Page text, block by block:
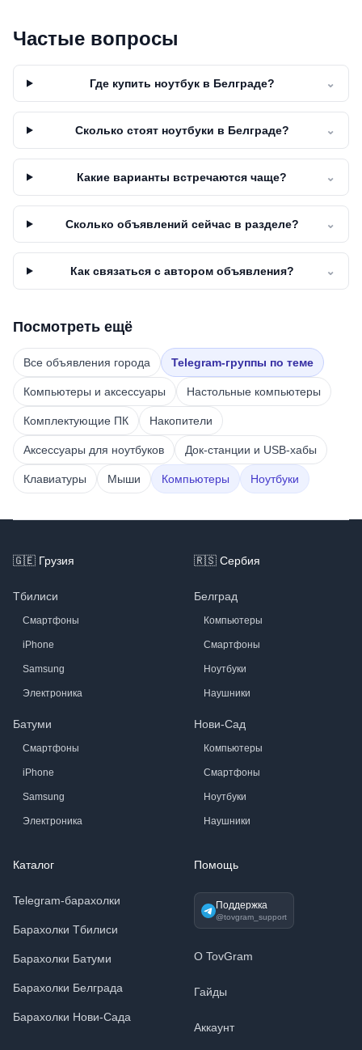
Частые вопросы
Где купить ноутбук в Белграде? ⌄
Сколько стоят ноутбуки в Белграде? ⌄
Какие варианты встречаются чаще? ⌄
Сколько объявлений сейчас в разделе? ⌄
Как связаться с автором объявления? ⌄
Посмотреть ещё
Все объявления города Telegram-группы по теме
Компьютеры и аксессуары Настольные компьютеры
Комплектующие ПК Накопители
Аксессуары для ноутбуков Док-станции и USB-хабы
Клавиатуры Мыши Компьютеры Ноутбуки
🇬🇪 Грузия
Тбилиси
Смартфоны
iPhone
Samsung
Электроника
Батуми
Смартфоны
iPhone
Samsung
Электроника
🇷🇸 Сербия
Белград
Компьютеры
Смартфоны
Ноутбуки
Наушники
Нови-Сад
Компьютеры
Смартфоны
Ноутбуки
Наушники
Каталог
Telegram-барахолки
Барахолки Тбилиси
Барахолки Батуми
Барахолки Белграда
Барахолки Нови-Сада
Помощь
Поддержка
@tovgram_support
О TovGram
Гайды
Аккаунт